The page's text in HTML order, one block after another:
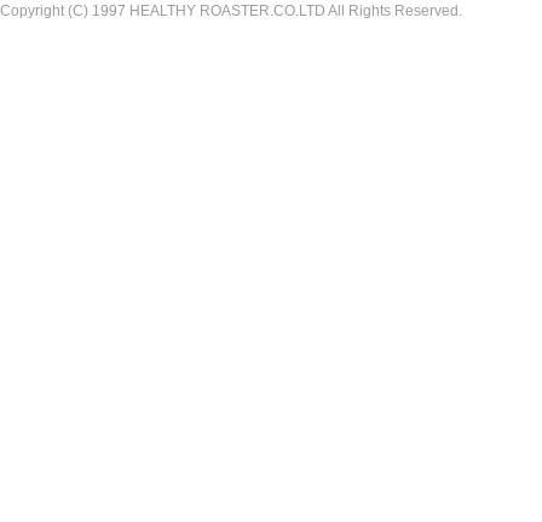
Copyright (C) 1997 HEALTHY ROASTER.CO.LTD All Rights Reserved.